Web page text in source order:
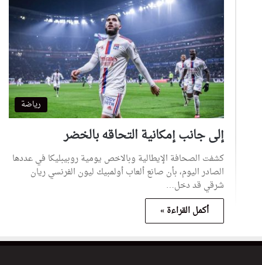
رياضة
إلى جانب إمكانية التحاقه بالخضر
كشفت الصحافة الإيطالية وبالاخص يومية روبيبليكا في عددها
الصادر اليوم، بأن صانع ألعاب أولمبيك ليون الفرنسي ريان
شرقي قد دخل…
أكمل القراءة »